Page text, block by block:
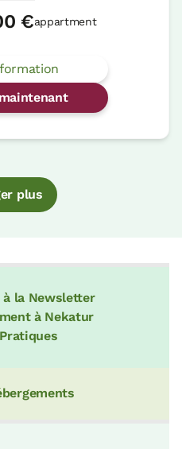
€appartment
plus
la Newsletter
à Nekatur